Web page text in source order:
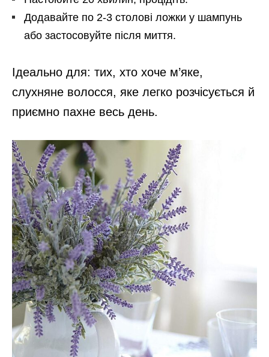
Додавайте по 2-3 столові ложки у шампунь
або застосовуйте після миття.
Ідеально для: тих, хто хоче м’яке,
слухняне волосся, яке легко розчісується й
приємно пахне весь день.